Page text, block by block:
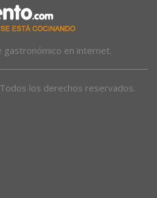
gastronómico en internet.
los derechos reservados.